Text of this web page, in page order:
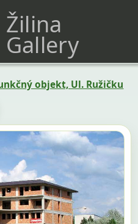
Žilina
Gallery
objekt, Ul. Ružičku